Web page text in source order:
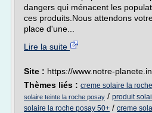
dangers qui ménacent les
ces produits.Nous attendons
place d'une...
Lire la suite
Site : https://www.notre-
Thèmes liés : creme solaire la
solaire teinte la roche posay / produit
solaire la roche posay 50+ / creme